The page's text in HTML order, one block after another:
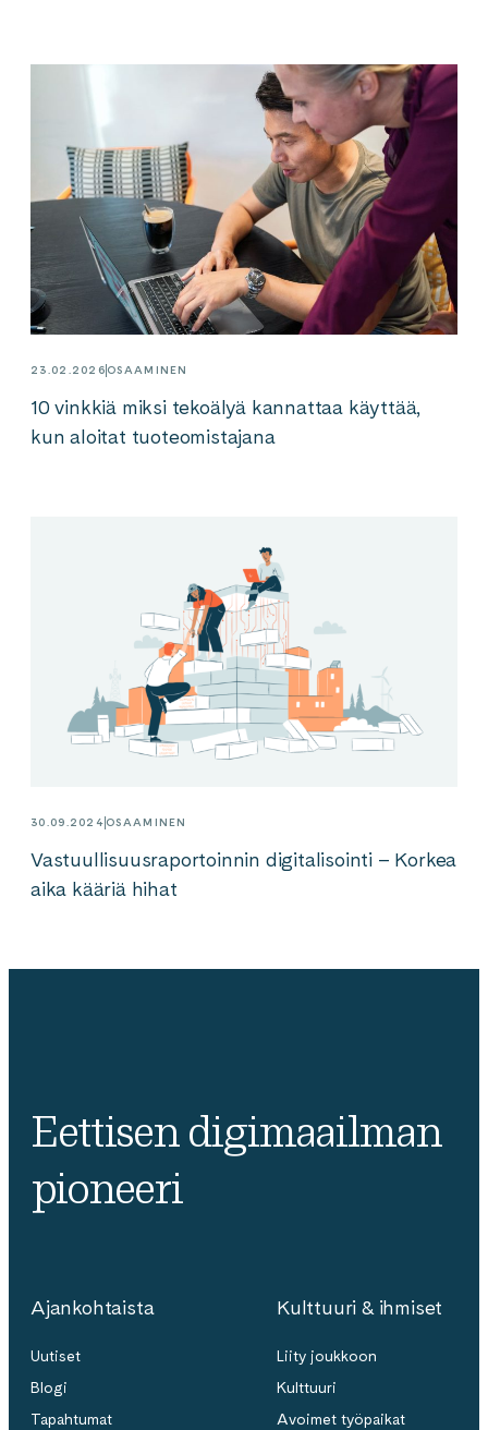
23.02.2026 OSAAMINEN
10 vinkkiä miksi tekoälyä kannattaa käyttää,
kun aloitat tuoteomistajana
30.09.2024 OSAAMINEN
Vastuullisuusraportoinnin digitalisointi – Korkea
aika kääriä hihat
Eettisen digimaailman
pioneeri
Ajankohtaista
Uutiset
Blogi
Tapahtumat
Kulttuuri & ihmiset
Liity joukkoon
Kulttuuri
Avoimet työpaikat